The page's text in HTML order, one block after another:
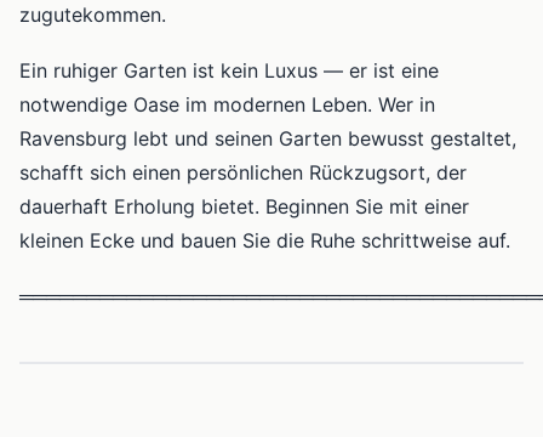
zugutekommen.
Ein ruhiger Garten ist kein Luxus — er ist eine
notwendige Oase im modernen Leben. Wer in
Ravensburg lebt und seinen Garten bewusst gestaltet,
schafft sich einen persönlichen Rückzugsort, der
dauerhaft Erholung bietet. Beginnen Sie mit einer
kleinen Ecke und bauen Sie die Ruhe schrittweise auf.